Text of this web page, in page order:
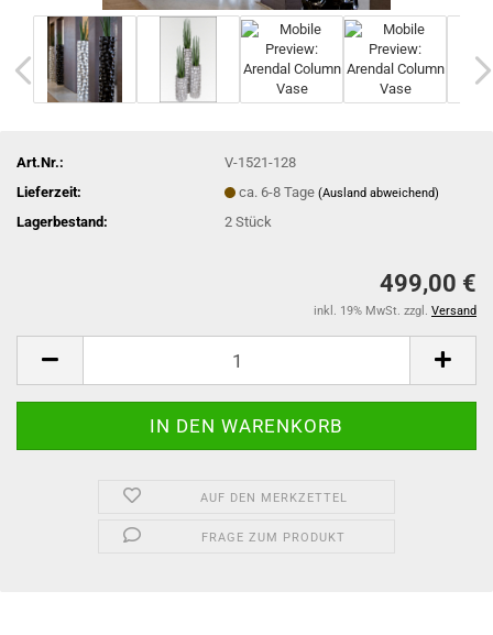
Art.Nr.:
V-1521-128
Lieferzeit:
ca. 6-8 Tage(Ausland abweichend)
Lagerbestand: 2Stück
499,00 €
inkl. 19% MwSt. zzgl. Versand
AUF DEN MERKZETTEL
FRAGE ZUM PRODUKT